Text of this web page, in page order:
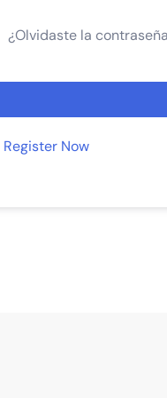
¿Olvidaste la
Register Now